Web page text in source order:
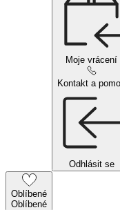
Moje vrácení
Kontakt a
Odhlásit se
Oblíbené
Oblíbené